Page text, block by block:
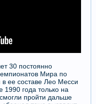
30 постоянно
Мира по
ее составе Лео Месси
года только на
пройти дальше